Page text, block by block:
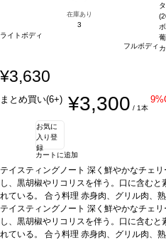
在庫あり
3
ライトボディ
フルボディ
¥3,630
まとめ買い(6+) ¥3,300 / 1本
お気に
入り登
録
カートに追加
テイスティングノート 深く鮮やかなチェ
し、黒胡椒やリコリスを伴う。口に含む
れている。 合う料理 赤身肉、グリル肉、
ネ・ソーヴィニヨン *本ヴィンテージが在
場合は自動的に次のヴィンテージに変更さ
テイスティングノート 深く鮮やかなチェ
し、黒胡椒やリコリスを伴う。口に含む
れている。 合う料理 赤身肉、グリル肉、